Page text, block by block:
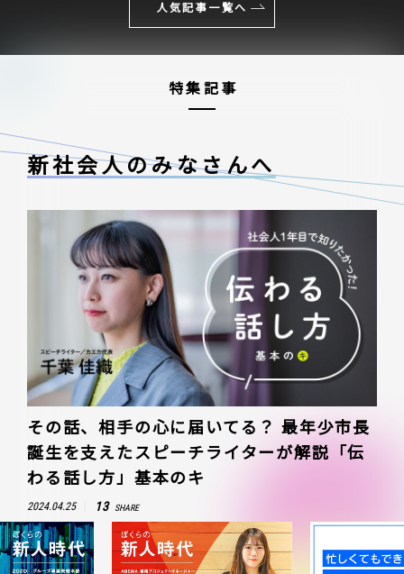
人気記事一覧へ
特集記事
新社会人のみなさんへ
その話、相手の心に届いてる？ 最年少市長
誕生を支えたスピーチライターが解説「伝
わる話し方」基本のキ
2024.04.25 13 SHARE